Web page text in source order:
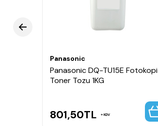
Panasonic
Panasonic DQ-TU15E Fotokopi
Toner Tozu 1KG
801,50TL KDV